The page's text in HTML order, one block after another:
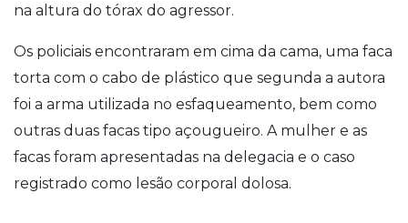
na altura do tórax do agressor.
Os policiais encontraram em cima da cama, uma faca
torta com o cabo de plástico que segunda a autora
foi a arma utilizada no esfaqueamento, bem como
outras duas facas tipo açougueiro. A mulher e as
facas foram apresentadas na delegacia e o caso
registrado como lesão corporal dolosa.